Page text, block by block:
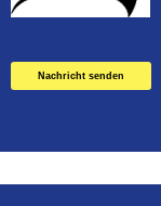
Nachricht senden